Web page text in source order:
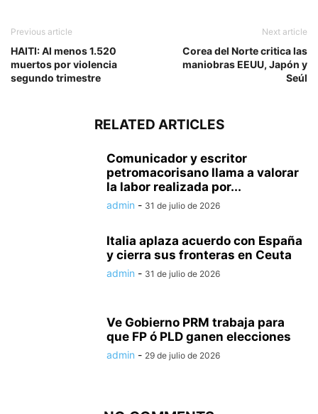
Previous article
HAITI: Al menos 1.520
muertos por violencia
segundo trimestre
Next article
Corea del Norte critica las
maniobras EEUU, Japón y
Seúl
RELATED ARTICLES
Comunicador y escritor
petromacorisano llama a valorar
la labor realizada por...
admin - 31 de julio de 2026
Italia aplaza acuerdo con España
y cierra sus fronteras en Ceuta
admin - 31 de julio de 2026
Ve Gobierno PRM trabaja para
que FP ó PLD ganen elecciones
admin - 29 de julio de 2026